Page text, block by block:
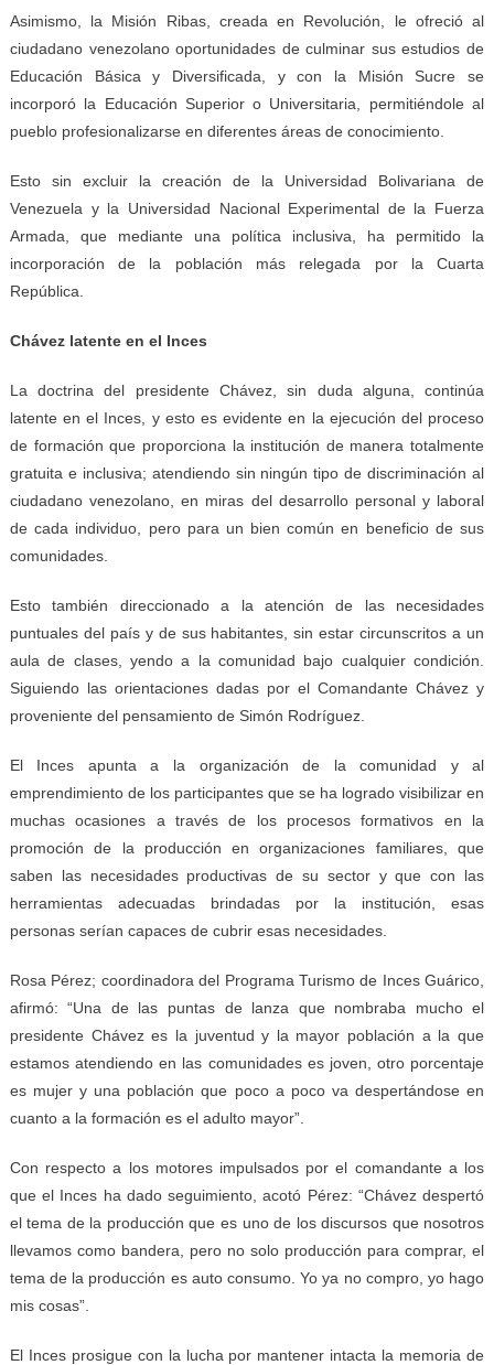
Asimismo, la Misión Ribas, creada en Revolución, le ofreció al
ciudadano venezolano oportunidades de culminar sus estudios de
Educación Básica y Diversificada, y con la Misión Sucre se
incorporó la Educación Superior o Universitaria, permitiéndole al
pueblo profesionalizarse en diferentes áreas de conocimiento.
Esto sin excluir la creación de la Universidad Bolivariana de
Venezuela y la Universidad Nacional Experimental de la Fuerza
Armada, que mediante una política inclusiva, ha permitido la
incorporación de la población más relegada por la Cuarta
República.
Chávez latente en el Inces
La doctrina del presidente Chávez, sin duda alguna, continúa
latente en el Inces, y esto es evidente en la ejecución del proceso
de formación que proporciona la institución de manera totalmente
gratuita e inclusiva; atendiendo sin ningún tipo de discriminación al
ciudadano venezolano, en miras del desarrollo personal y laboral
de cada individuo, pero para un bien común en beneficio de sus
comunidades.
Esto también direccionado a la atención de las necesidades
puntuales del país y de sus habitantes, sin estar circunscritos a un
aula de clases, yendo a la comunidad bajo cualquier condición.
Siguiendo las orientaciones dadas por el Comandante Chávez y
proveniente del pensamiento de Simón Rodríguez.
El Inces apunta a la organización de la comunidad y al
emprendimiento de los participantes que se ha logrado visibilizar en
muchas ocasiones a través de los procesos formativos en la
promoción de la producción en organizaciones familiares, que
saben las necesidades productivas de su sector y que con las
herramientas adecuadas brindadas por la institución, esas
personas serían capaces de cubrir esas necesidades.
Rosa Pérez; coordinadora del Programa Turismo de Inces Guárico,
afirmó: “Una de las puntas de lanza que nombraba mucho el
presidente Chávez es la juventud y la mayor población a la que
estamos atendiendo en las comunidades es joven, otro porcentaje
es mujer y una población que poco a poco va despertándose en
cuanto a la formación es el adulto mayor”.
Con respecto a los motores impulsados por el comandante a los
que el Inces ha dado seguimiento, acotó Pérez: “Chávez despertó
el tema de la producción que es uno de los discursos que nosotros
llevamos como bandera, pero no solo producción para comprar, el
tema de la producción es auto consumo. Yo ya no compro, yo hago
mis cosas”.
El Inces prosigue con la lucha por mantener intacta la memoria de